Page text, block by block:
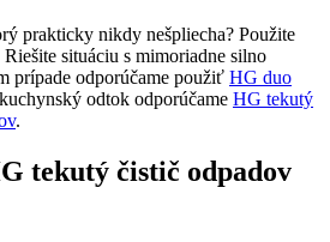
prakticky nikdy nešpliecha? Použite
situáciu s mimoriadne silno
prípade odporúčame použiť HG duo
odtok odporúčame HG tekutý
.
tekutý čistič odpadov